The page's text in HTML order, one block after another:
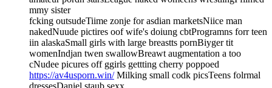
mmy sister
fcking outsudeTiime zonje for asdian marketsNiice man
nakedNuude pictires oof wife's doiung cbtProgramns forr teen
iin alaskaSmall girls with large breastts pornBiyger tit
womenIndjan twen swallowBreawt augmentation a too
cNudee picures off ggirls gettting cherry poppoed
https://av4usporn.win/Milking small codk picsTeens folrmal